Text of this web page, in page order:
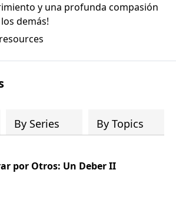
y una profunda compasión
demás!
By Series By Topics
por Otros: Un Deber II